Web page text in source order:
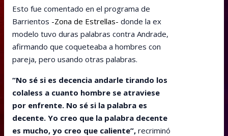
Esto fue comentado en el programa de
Barrientos -Zona de Estrellas- donde la ex
modelo tuvo duras palabras contra Andrade,
afirmando que coqueteaba a hombres con
pareja, pero usando otras palabras.
“No sé si es decencia andarle tirando los
colaless a cuanto hombre se atraviese
por enfrente. No sé si la palabra es
decente. Yo creo que la palabra decente
es mucho, yo creo que caliente”, recriminó